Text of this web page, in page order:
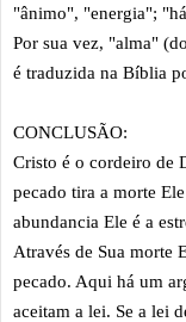
"ânimo", "energia";
Por sua vez, "alma"
é traduzida na Bíblia
CONCLUSÃO:
Cristo é o cordeiro de
pecado tira a morte
abundancia Ele é a
Através de Sua morte
pecado. Aqui há um
aceitam a lei. Se a lei